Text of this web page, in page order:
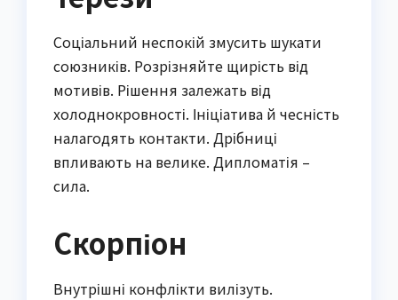
Соціальний неспокій змусить шукати
союзників. Розрізняйте щирість від
мотивів. Рішення залежать від
холоднокровності. Ініціатива й чесність
налагодять контакти. Дрібниці
впливають на велике. Дипломатія –
сила.
Скорпіон
Внутрішні конфлікти вилізуть.